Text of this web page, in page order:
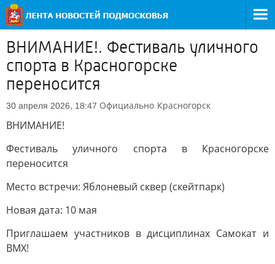
ВНИМАНИЕ!. Фестиваль уличного
спорта в Красногорске
переносится
30 апреля 2026, 18:47 Официально Красногорск
ВНИМАНИЕ!
Фестиваль уличного спорта в Красногорске
переносится
Место встречи: Яблоневый сквер (скейтпарк)
Новая дата: 10 мая
Приглашаем участников в дисциплинах Самокат и
BMX!